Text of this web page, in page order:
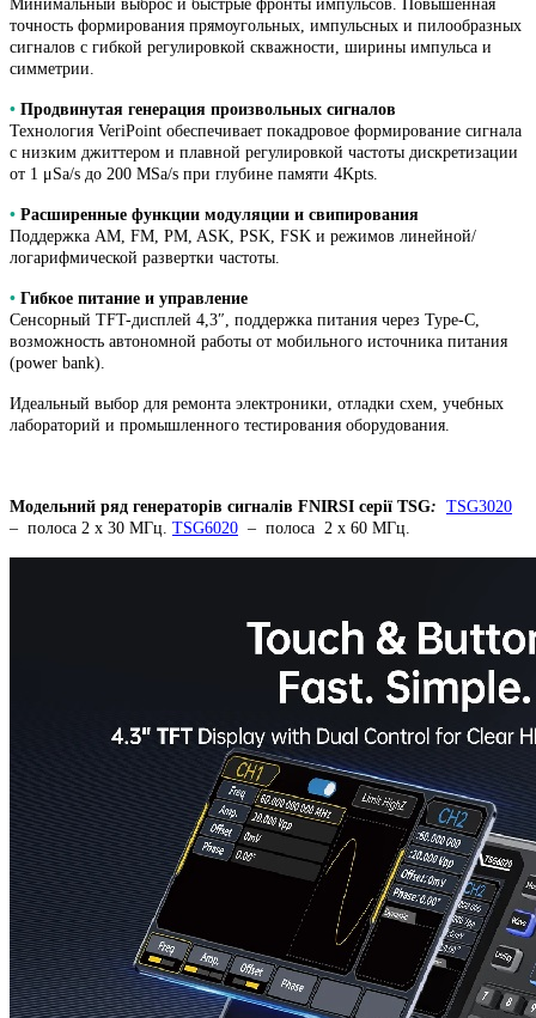
Минимальный выброс и быстрые фронты импульсов. Повышенная
точность формирования прямоугольных, импульсных и пилообразных
сигналов с гибкой регулировкой скважности, ширины импульса и
симметрии.
• Продвинутая генерация произвольных сигналов
Технология VeriPoint обеспечивает покадровое формирование сигнала
с низким джиттером и плавной регулировкой частоты дискретизации
от 1 μSa/s до 200 MSa/s при глубине памяти 4Kpts.
• Расширенные функции модуляции и свипирования
Поддержка AM, FM, PM, ASK, PSK, FSK и режимов линейной/
логарифмической развертки частоты.
• Гибкое питание и управление
Сенсорный TFT-дисплей 4,3″, поддержка питания через Type-C,
возможность автономной работы от мобильного источника питания
(power bank).
Идеальный выбор для ремонта электроники, отладки схем, учебных
лабораторий и промышленного тестирования оборудования.
Модельний ряд генераторів сигналів FNIRSI серії TSG: TSG3020
– полоса 2 х 30 МГц. TSG6020 – полоса 2 х 60 МГц.